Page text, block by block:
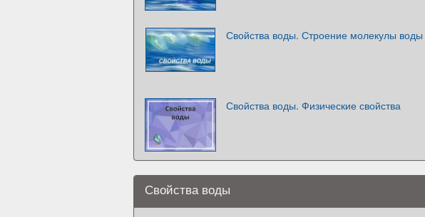
Свойства воды. Строение молекулы воды
Свойства воды. Физические свойства
Свойства воды